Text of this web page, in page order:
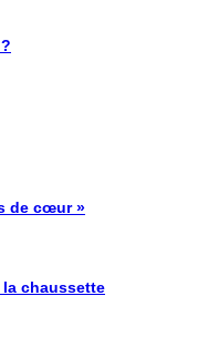
de cœur »
chaussette